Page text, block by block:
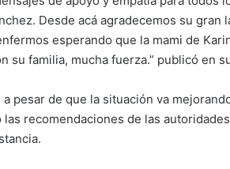
Desde acá agradecemos su
esperando que la mami de
su familia, mucha fuerza.” publicó en
pesar de que la situación va
recomendaciones de las